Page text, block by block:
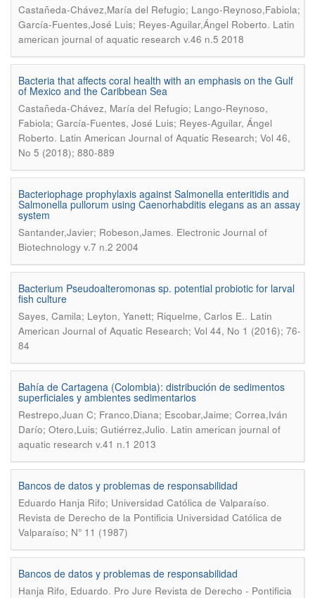
Castañeda-Chávez,María del Refugio; Lango-Reynoso,Fabiola;
García-Fuentes,José Luis; Reyes-Aguilar,Ángel Roberto. Latin
american journal of aquatic research v.46 n.5 2018
Bacteria that affects coral health with an emphasis on the Gulf
of Mexico and the Caribbean Sea
Castañeda-Chávez, María del Refugio; Lango-Reynoso,
Fabiola; García-Fuentes, José Luis; Reyes-Aguilar, Ángel
Roberto. Latin American Journal of Aquatic Research; Vol 46,
No 5 (2018); 880-889
Bacteriophage prophylaxis against Salmonella enteritidis and
Salmonella pullorum using Caenorhabditis elegans as an assay
system
Santander,Javier; Robeson,James. Electronic Journal of
Biotechnology v.7 n.2 2004
Bacterium Pseudoalteromonas sp. potential probiotic for larval
fish culture
Sayes, Camila; Leyton, Yanett; Riquelme, Carlos E.. Latin
American Journal of Aquatic Research; Vol 44, No 1 (2016); 76-
84
Bahía de Cartagena (Colombia): distribución de sedimentos
superficiales y ambientes sedimentarios
Restrepo,Juan C; Franco,Diana; Escobar,Jaime; Correa,Iván
Darío; Otero,Luis; Gutiérrez,Julio. Latin american journal of
aquatic research v.41 n.1 2013
Bancos de datos y problemas de responsabilidad
Eduardo Hanja Rifo; Universidad Católica de Valparaíso.
Revista de Derecho de la Pontificia Universidad Católica de
Valparaíso; N° 11 (1987)
Bancos de datos y problemas de responsabilidad
Hanja Rifo, Eduardo. Pro Jure Revista de Derecho - Pontificia